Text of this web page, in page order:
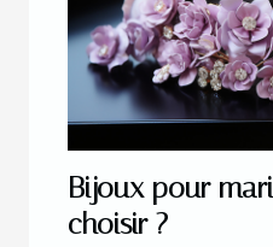
Bijoux pour
choisir ?